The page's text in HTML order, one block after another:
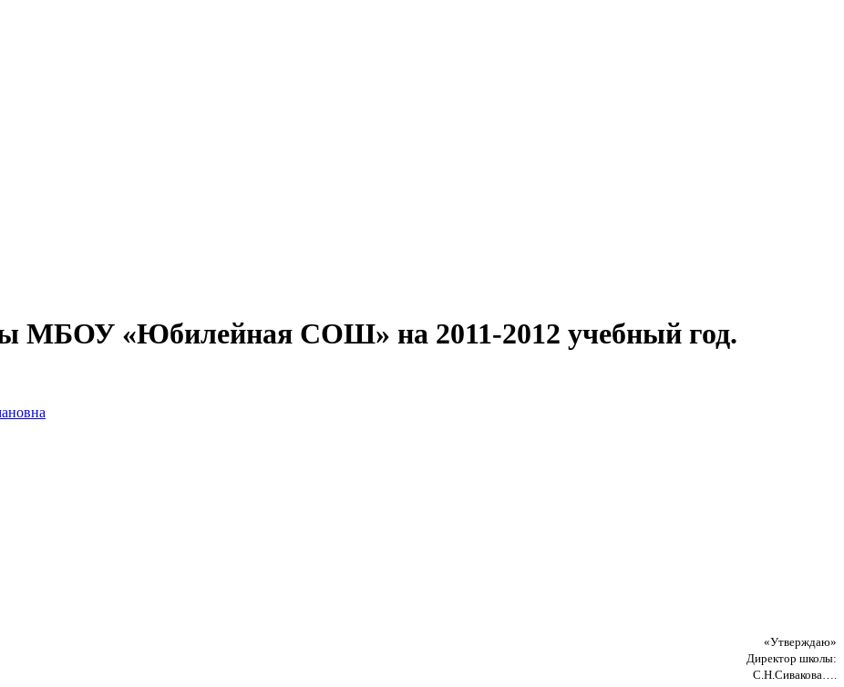
МБОУ «Юбилейная СОШ» на 2011-2012 учебный год.
«Утверждаю»
Директор школы:
С.Н.Сивакова….